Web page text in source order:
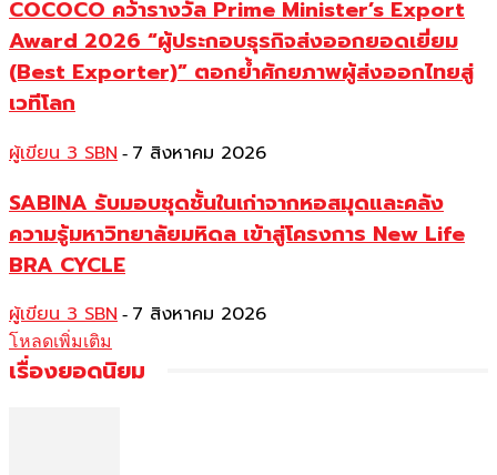
COCOCO คว้ารางวัล Prime Minister’s Export
Award 2026 “ผู้ประกอบธุรกิจส่งออกยอดเยี่ยม
(Best Exporter)” ตอกย้ำศักยภาพผู้ส่งออกไทยสู่
เวทีโลก
ผู้เขียน 3 SBN - 7 สิงหาคม 2026
SABINA รับมอบชุดชั้นในเก่าจากหอสมุดและคลัง
ความรู้มหาวิทยาลัยมหิดล เข้าสู่โครงการ New Life
BRA CYCLE
ผู้เขียน 3 SBN - 7 สิงหาคม 2026
โหลดเพิ่มเติม
เรื่องยอดนิยม